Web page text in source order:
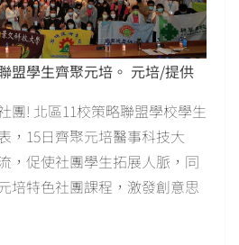
盟學生齊聚元培。 元培/提供
團! 北區11校策略聯盟學校學生
，15日齊聚元培醫事科技大
，促使社團學生拓展人脈，同
培特色社團課程，激發創意思